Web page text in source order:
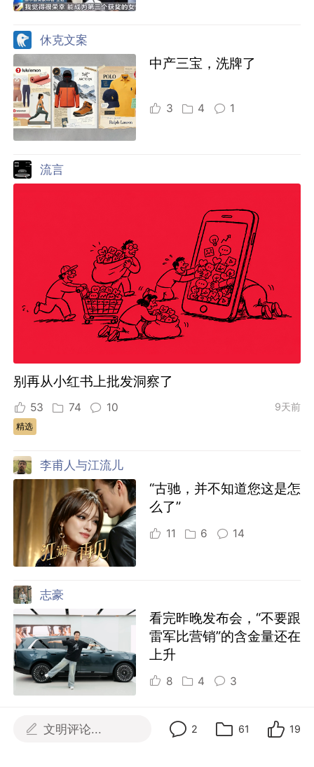
休克文案
中产三宝，洗牌了
3 4 1
流言
别再从小红书上批发洞察了
53 74 10 9天前
精选
李甫人与江流儿
“古驰，并不知道您这是怎
么了”
11 6 14
志豪
看完昨晚发布会，“不要跟
雷军比营销”的含金量还在
上升
8 4 3
广告流言
文明评论... 2 61 19